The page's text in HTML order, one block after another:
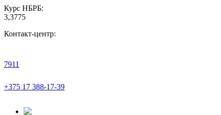
Курс НБРБ:
3,3775
Контакт-центр:
7911
+375 17 388-17-39